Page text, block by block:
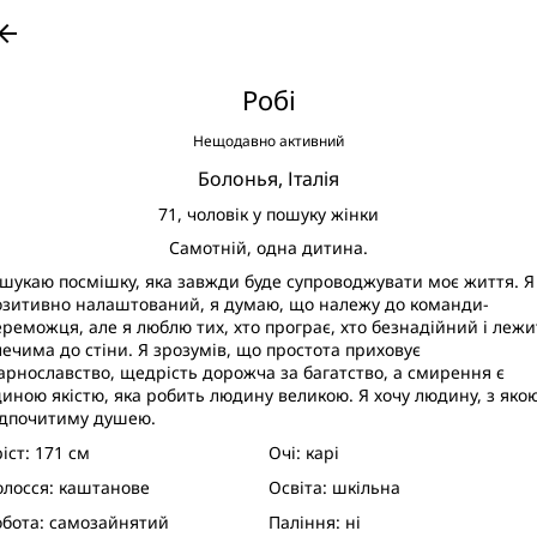
Робі
Нещодавно активний
Болонья, Італія
71, чоловік у пошуку жінки
Самотній, одна дитина.
посмішку, яка завжди буде супроводжувати моє життя. Я
налаштований, я думаю, що належу до команди-
але я люблю тих, хто програє, хто безнадійний і
до стіни. Я зрозумів, що простота приховує
щедрість дорожча за багатство, а смирення є
якістю, яка робить людину великою. Я хочу людину, з
душею.
171 см Очі: карі
каштанове Освіта: шкільна
самозайнятий Паління: ні